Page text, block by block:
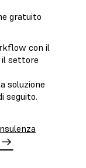
gratuito
con il
settore
soluzione
seguito.